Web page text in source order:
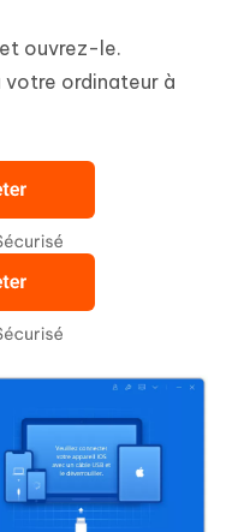
ouvrez-le.
ordinateur à